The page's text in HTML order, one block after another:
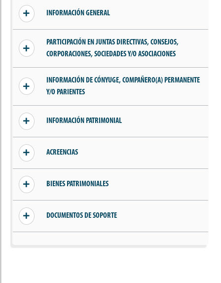
INFORMACIÓN GENERAL
Sin conflictos declarados
PARTICIPACIÓN EN JUNTAS DIRECTIVAS, CONSEJOS,
CORPORACIONES, SOCIEDADES Y/O ASOCIACIONES
Sin información añadida
INFORMACIÓN DE CÓNYUGE, COMPAÑERO(A) PERMANENTE
Y/O PARIENTES
Sin información de parientes, cónyuge o
compañero(a) permanente
INFORMACIÓN PATRIMONIAL
Sin ingresos declarados
ACREENCIAS
Sin acreencias declaradas
BIENES PATRIMONIALES
Sin bienes declarados
DOCUMENTOS DE SOPORTE